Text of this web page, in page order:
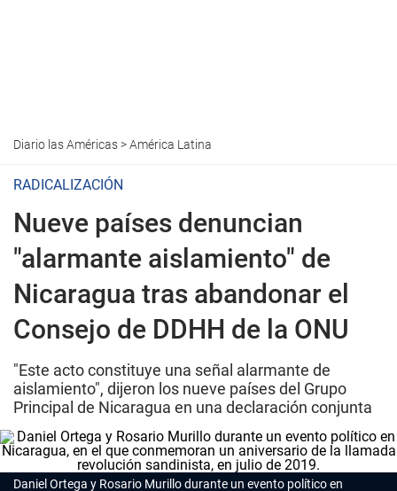
Diario las Américas>América Latina
RADICALIZACIÓN
Nueve países denuncian
"alarmante aislamiento" de
Nicaragua tras abandonar el
Consejo de DDHH de la ONU
"Este acto constituye una señal alarmante de
aislamiento", dijeron los nueve países del Grupo
Principal de Nicaragua en una declaración conjunta
Daniel Ortega y Rosario Murillo durante un evento político en